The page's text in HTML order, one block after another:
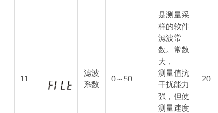
11
滤波
系数
0～50
是测量采
样的软件
滤波常
数。常数
大，
测量值抗
干扰能力
强，但使
测量速度
20